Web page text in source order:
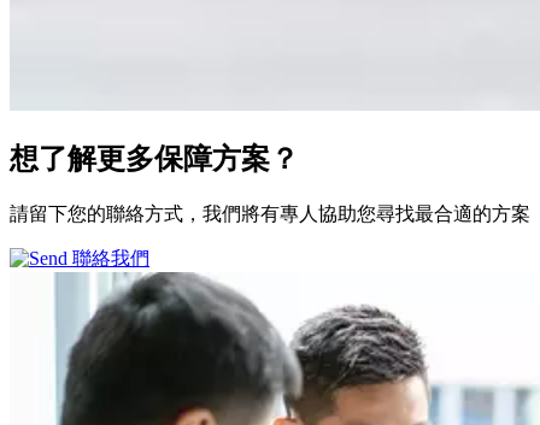
想了解更多保障方案？
請留下您的聯絡方式，我們將有專人協助您尋找最合適的方案
聯絡我們